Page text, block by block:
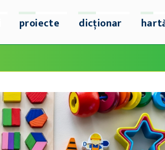
proiecte dicționar